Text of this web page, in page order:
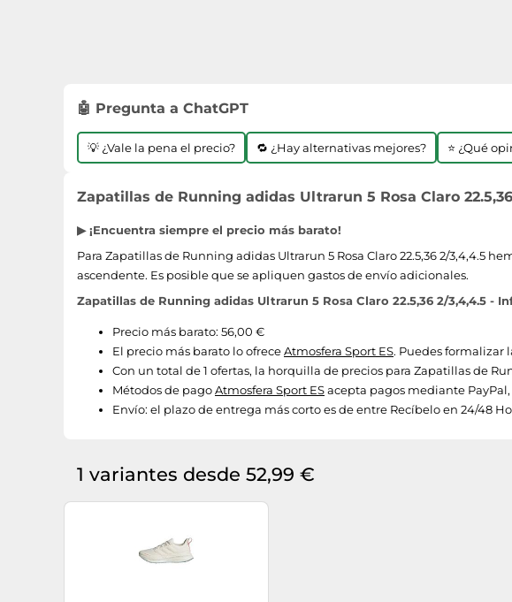
🤖 Pregunta a ChatGPT
💡 ¿Vale la pena el precio? 🔁 ¿Hay alternativas mejores? ⭐ ¿Qué
Zapatillas de Running adidas Ultrarun 5 Rosa Claro
▶ ¡Encuentra siempre el precio más barato!
Para Zapatillas de Running adidas Ultrarun 5 Rosa Claro 22.5,36 2/3,4,4.5
ascendente. Es posible que se apliquen gastos de envío adicionales.
Zapatillas de Running adidas Ultrarun 5 Rosa Claro 22.5,36 2/3,4,4.5 -
Precio más barato: 56,00 €
El precio más barato lo ofreceAtmosfera Sport ES. Puedes formalizar
Con un total de 1 ofertas, la horquilla de precios para Zapatillas de
Métodos de pagoAtmosfera Sport ESacepta pagos mediante PayPal,
Envío: el plazo de entrega más corto es de entre Recíbelo en 24/48
1 variantes desde 52,99 €